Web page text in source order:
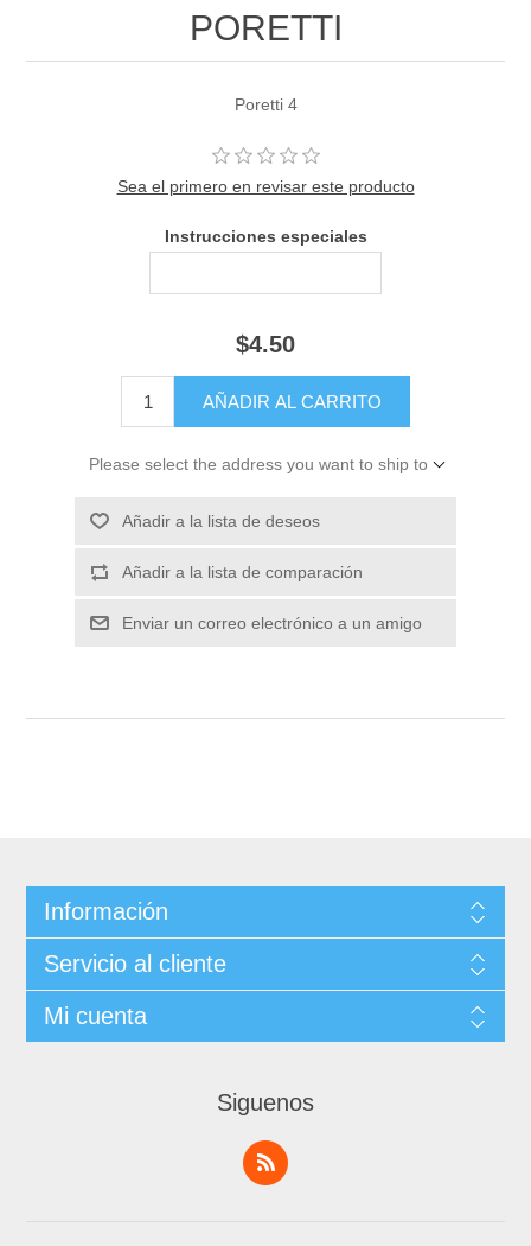
PORETTI
Poretti 4
Sea el primero en revisar este producto
Instrucciones especiales
$4.50
Please select the address you want to ship to
Información
Servicio al cliente
Mi cuenta
Siguenos